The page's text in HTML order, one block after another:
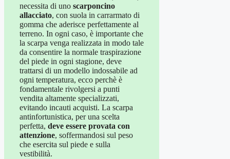
necessita di uno scarponcino
allacciato, con suola in carrarmato di
gomma che aderisce perfettamente al
terreno. In ogni caso, è importante che
la scarpa venga realizzata in modo tale
da consentire la normale traspirazione
del piede in ogni stagione, deve
trattarsi di un modello indossabile ad
ogni temperatura, ecco perchè è
fondamentale rivolgersi a punti
vendita altamente specializzati,
evitando incauti acquisti. La scarpa
antinfortunistica, per una scelta
perfetta, deve essere provata con
attenzione, soffermandosi sul peso
che esercita sul piede e sulla
vestibilità.